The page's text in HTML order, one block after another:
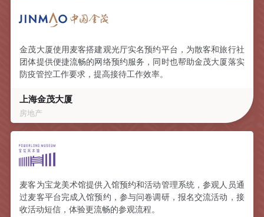
金茂大厦使用麦客搭建观光厅实名预约平台，为散客和旅行社
团体提供便捷流畅的网络预约服务，同时也帮助金茂大厦落实
防疫管控工作要求，提高接待工作效率。
上海金茂大厦
房地产
麦客为宝龙美术馆提供入馆预约和活动管理系统，参观人员通
过麦客平台完成入馆预约，参与问卷调研，报名交流活动，接
收活动短信，体验更流畅的参观流程。